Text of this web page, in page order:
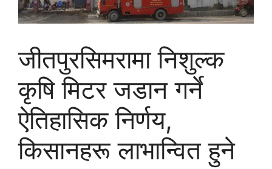
जीतपुरसिमरामा निशुल्क
कृषि मिटर जडान गर्ने
ऐतिहासिक निर्णय,
किसानहरू लाभान्वित हुने